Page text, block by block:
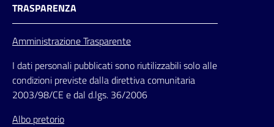
TRASPARENZA
Amministrazione Trasparente
I dati personali pubblicati sono riutilizzabili solo alle
condizioni previste dalla direttiva comunitaria
2003/98/CE e dal d.lgs. 36/2006
Albo pretorio